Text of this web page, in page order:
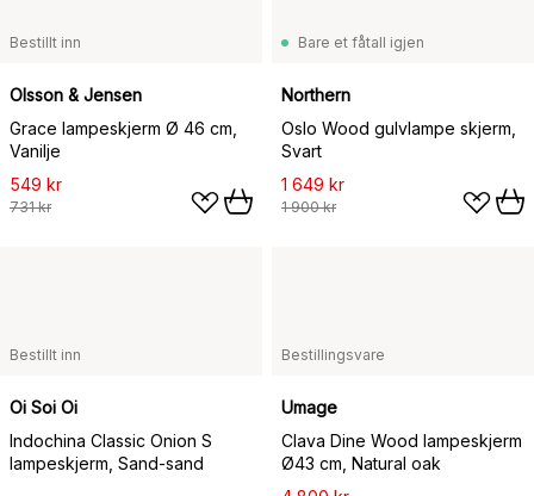
Bestillt inn
Olsson & Jensen
Grace lampeskjerm Ø 46 cm,
Vanilje
549 kr
731 kr
Bare et fåtall igjen
Northern
Oslo Wood gulvlampe skjerm,
Svart
1 649 kr
1 900 kr
Bestillt inn
Oi Soi Oi
Indochina Classic Onion S
lampeskjerm, Sand-sand
Bestillingsvare
Umage
Clava Dine Wood lampeskjerm
Ø43 cm, Natural oak